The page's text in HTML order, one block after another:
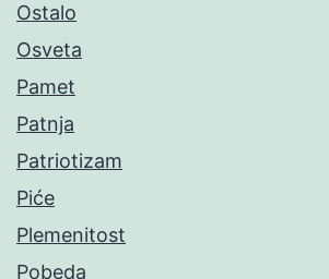
Ostalo
Osveta
Pamet
Patnja
Patriotizam
Piće
Plemenitost
Pobeda